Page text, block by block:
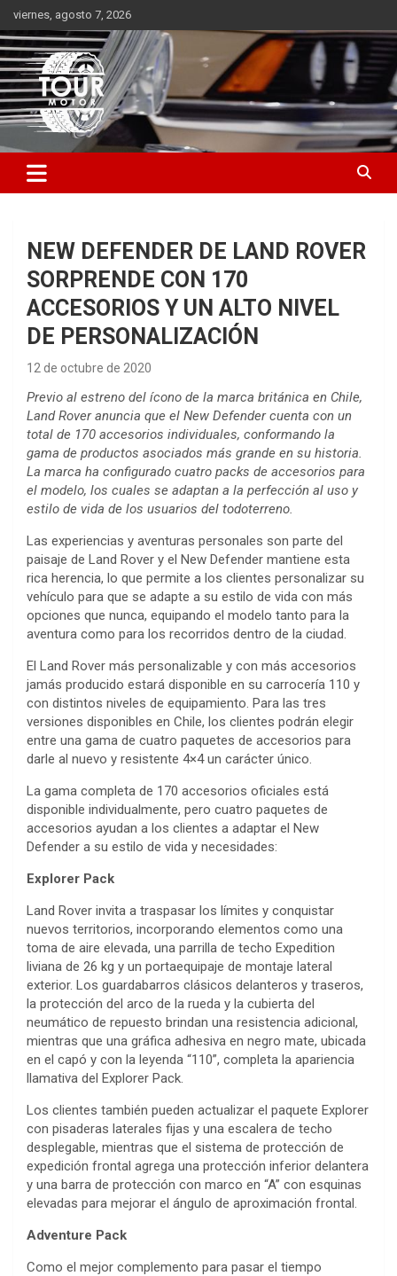
Saltar
al
contenido
viernes, agosto 7, 2026
Tour Motor
Plataforma de contenido audiovisual para el sector automotriz
NEW DEFENDER DE LAND ROVER
SORPRENDE CON 170
ACCESORIOS Y UN ALTO NIVEL
DE PERSONALIZACIÓN
12 de octubre de 2020
Previo al estreno del ícono de la marca británica en Chile,
Land Rover anuncia que el New Defender cuenta con un
total de 170 accesorios individuales, conformando la
gama de productos asociados más grande en su historia.
La marca ha configurado cuatro packs de accesorios para
el modelo, los cuales se adaptan a la perfección al uso y
estilo de vida de los usuarios del todoterreno.
Las experiencias y aventuras personales son parte del
paisaje de Land Rover y el New Defender mantiene esta
rica herencia, lo que permite a los clientes personalizar su
vehículo para que se adapte a su estilo de vida con más
opciones que nunca, equipando el modelo tanto para la
aventura como para los recorridos dentro de la ciudad.
El Land Rover más personalizable y con más accesorios
jamás producido estará disponible en su carrocería 110 y
con distintos niveles de equipamiento. Para las tres
versiones disponibles en Chile, los clientes podrán elegir
entre una gama de cuatro paquetes de accesorios para
darle al nuevo y resistente 4×4 un carácter único.
La gama completa de 170 accesorios oficiales está
disponible individualmente, pero cuatro paquetes de
accesorios ayudan a los clientes a adaptar el New
Defender a su estilo de vida y necesidades:
Explorer Pack
Land Rover invita a traspasar los límites y conquistar
nuevos territorios, incorporando elementos como una
toma de aire elevada, una parrilla de techo Expedition
liviana de 26 kg y un portaequipaje de montaje lateral
exterior. Los guardabarros clásicos delanteros y traseros,
la protección del arco de la rueda y la cubierta del
neumático de repuesto brindan una resistencia adicional,
mientras que una gráfica adhesiva en negro mate, ubicada
en el capó y con la leyenda “110”, completa la apariencia
llamativa del Explorer Pack.
Los clientes también pueden actualizar el paquete Explorer
con pisaderas laterales fijas y una escalera de techo
desplegable, mientras que el sistema de protección de
expedición frontal agrega una protección inferior delantera
y una barra de protección con marco en “A” con esquinas
elevadas para mejorar el ángulo de aproximación frontal.
Adventure Pack
Como el mejor complemento para pasar el tiempo